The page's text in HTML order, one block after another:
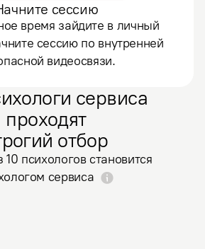
сессию
время зайдите в личный
сессию по внутренней
видеосвязи.
сервиса
проходят
отбор
10 психологов становится
сервиса